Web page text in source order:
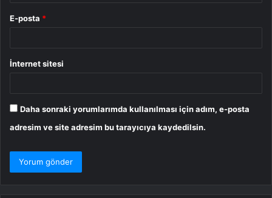
E-posta *
İnternet sitesi
Daha sonraki yorumlarımda kullanılması için adım, e-posta
adresim ve site adresim bu tarayıcıya kaydedilsin.